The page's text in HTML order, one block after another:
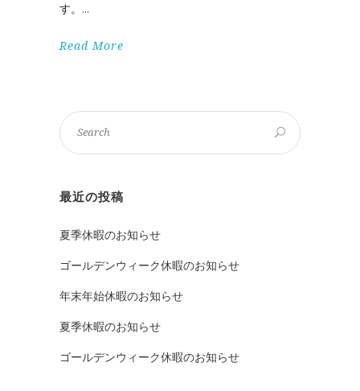
す。
Read More
最近の投稿
夏季休暇のお知らせ
ゴールデンウィーク休暇のお知らせ
年末年始休暇のお知らせ
夏季休暇のお知らせ
ゴールデンウィーク休暇のお知らせ